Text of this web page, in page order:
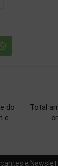
do
e
Total
e